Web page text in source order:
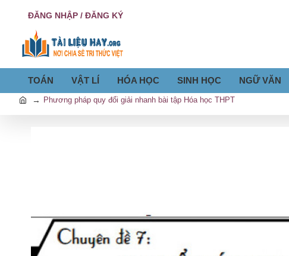
ĐĂNG NHẬP / ĐĂNG KÝ
TOÁN VẬT LÍ HÓA HỌC SINH HỌC NGỮ VĂN
Phương pháp quy đổi giải nhanh bài tập Hóa học THPT